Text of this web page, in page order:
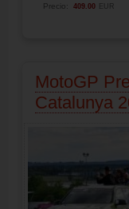
Precio: 409.00 EUR
MotoGP
Catalunya